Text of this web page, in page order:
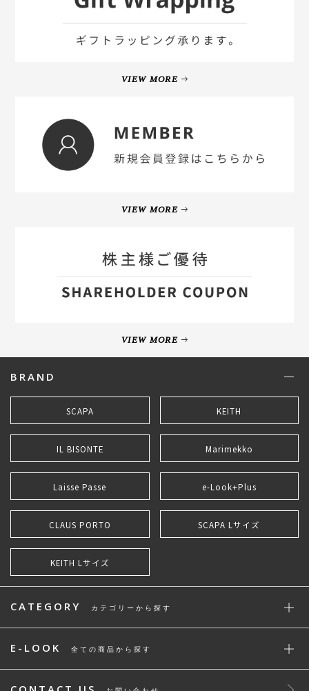
VIEW MORE
VIEW MORE
VIEW MORE
BRAND
SCAPA KEITH
IL BISONTE Marimekko
Laisse Passe e-Look+Plus
CLAUS PORTO SCAPA Lサイズ
KEITH Lサイズ
CATEGORY カテゴリーから探す
E-LOOK 全ての商品から探す